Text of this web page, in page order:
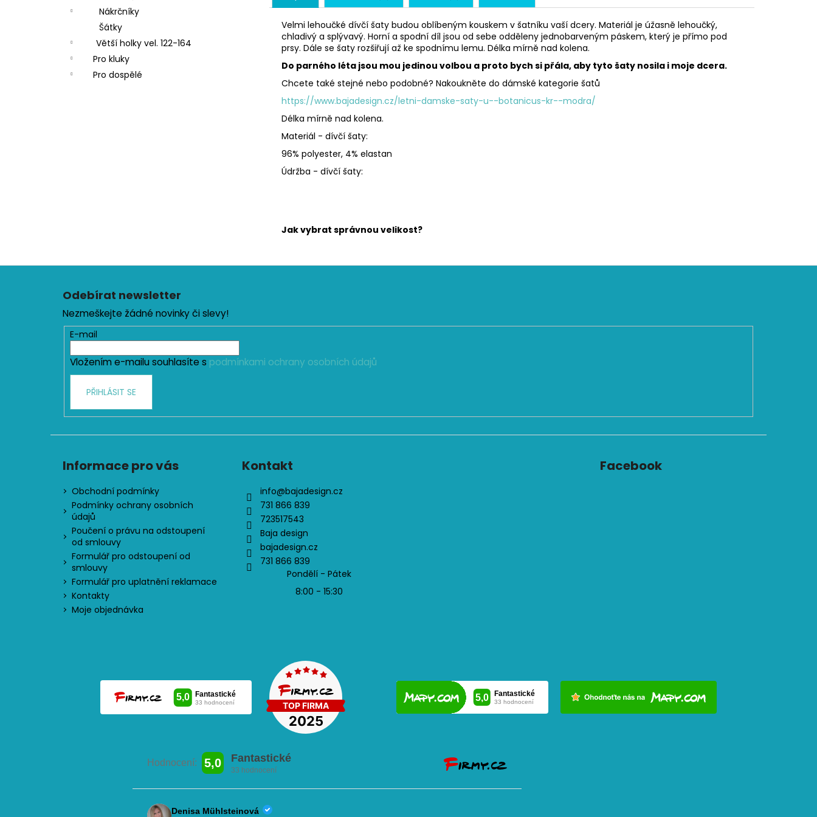
Nákrčníky
Šátky
Větší holky vel. 122-164
Pro kluky
Pro dospělé
Velmi lehoučké dívčí šaty budou oblíbeným kouskem v šatníku vaší dcery. Materiál je úžasně lehoučký,
chladivý a splývavý. Horní a spodní díl jsou od sebe odděleny jednobarveným páskem, který je přímo pod
prsy. Dále se šaty rozšiřují až ke spodnímu lemu. Délka mírně nad kolena.
Do parného léta jsou mou jedinou volbou a proto bych si přála, aby tyto šaty nosila i moje dcera.
Chcete také stejné nebo podobné? Nakoukněte do dámské kategorie šatů
https://www.bajadesign.cz/letni-damske-saty-u--botanicus-kr--modra/
Délka mírně nad kolena.
Materiál - dívčí šaty:
96% polyester, 4% elastan
Údržba - dívčí šaty:
Jak vybrat správnou velikost?
Z
Odebírat newsletter
Nezmeškejte žádné novinky či slevy!
E-mail
Vložením e-mailu souhlasíte s podmínkami ochrany osobních údajů
PŘIHLÁSIT SE
Informace pro vás
Obchodní podmínky
Podmínky ochrany osobních
údajů
Poučení o právu na odstoupení
od smlouvy
Formulář pro odstoupení od
smlouvy
Formulář pro uplatnění reklamace
Kontakty
Moje objednávka
Kontakt
info@bajadesign.cz
731 866 839
723517543
Baja design
bajadesign.cz
731 866 839
Pondělí - Pátek
8:00 - 15:30
Facebook